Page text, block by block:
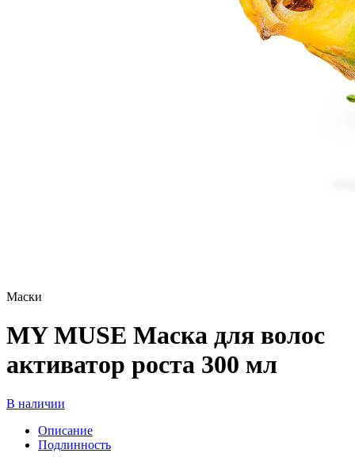
Маски
MY MUSE Маска для волос
активатор роста 300 мл
В наличии
Описание
Подлинность